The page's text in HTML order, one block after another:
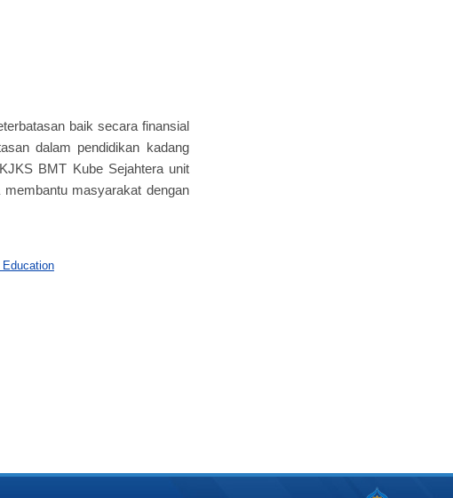
baik secara finansial
dalam pendidikan kadang
BMT Kube Sejahtera unit
masyarakat dengan